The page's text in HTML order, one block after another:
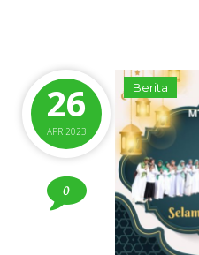
26
APR 2023
0
Berita